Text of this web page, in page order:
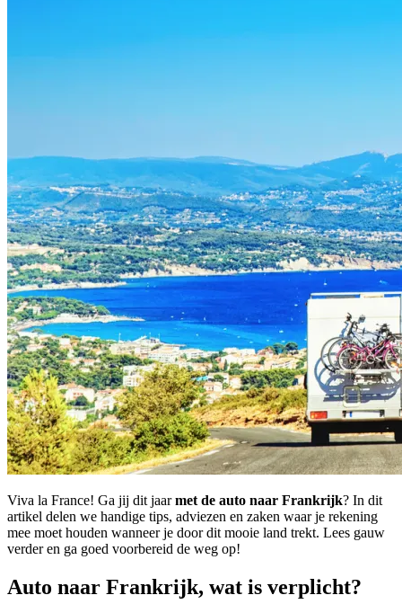
Viva la France! Ga jij dit jaarmet de auto naar Frankrijk? In dit
artikel delen we handige tips, adviezen en zaken waar je rekening
mee moet houden wanneer je door dit mooie land trekt. Lees gauw
verder en ga goed voorbereid de weg op!
Auto naar Frankrijk, wat is verplicht?